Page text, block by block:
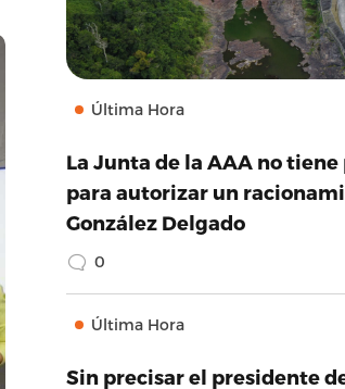
Última Hora
La Junta de la AAA no tiene
para autorizar un
González Delgado
0
Última Hora
Sin precisar el presidente